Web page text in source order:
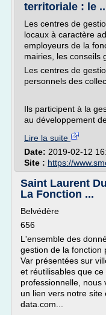
territoriale : le
Les centres de
locaux à caractère
employeurs de la
mairies, les conseils
Les centres de
personnels des
Ils participent à la
au développement
Lire la suite
Date: 2019-02-12
Site : https://
Saint Laurent
La Fonction ...
Belvédère
656
L'ensemble des
gestion de la fonction
Var présentées sur
et réutilisables que
professionnelle, nous
un lien vers notre site
data.com...